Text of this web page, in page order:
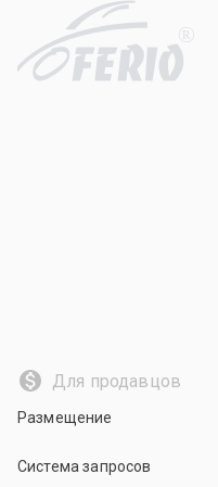
R
Для продавцов
Размещение
Система запросов